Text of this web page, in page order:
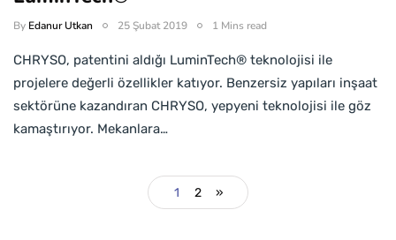
By Edanur Utkan 25 Şubat 2019 1 Mins read
CHRYSO, patentini aldığı LuminTech® teknolojisi ile
projelere değerli özellikler katıyor. Benzersiz yapıları inşaat
sektörüne kazandıran CHRYSO, yepyeni teknolojisi ile göz
kamaştırıyor. Mekanlara…
1 2 »